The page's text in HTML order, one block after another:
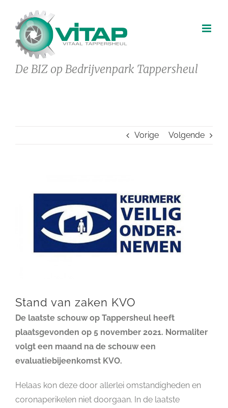
inhoud
De BIZ op Bedrijvenpark Tappersheul
Vorige Volgende
grotere
afbeelding
Stand van zaken KVO
De laatste schouw op Tappersheul heeft
plaatsgevonden op 5 november 2021. Normaliter
volgt een maand na de schouw een
evaluatiebijeenkomst KVO.
Helaas kon deze door allerlei omstandigheden en
coronaperikelen niet doorgaan. In de laatste